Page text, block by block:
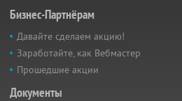
Бизнес-Партнёрам
Давайте сделаем акцию!
Заработайте, как Вебмастер
Прошедшие акции
Документы